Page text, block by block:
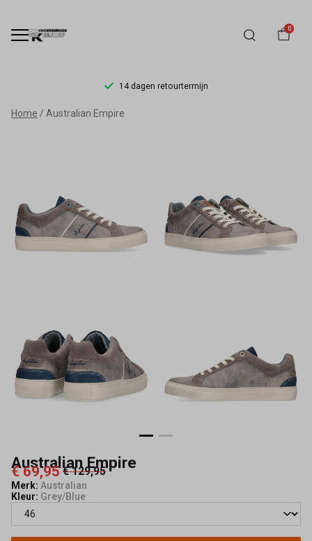
0
14 dagen retourtermijn
Australian
Schoenmode
Kerkhof
Home Australian Empire
Australian Empire
€ 69,95 € 129,95
Merk: Australian
Kleur: Grey/Blue